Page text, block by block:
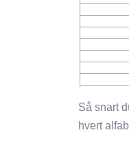
Så snart
hvert